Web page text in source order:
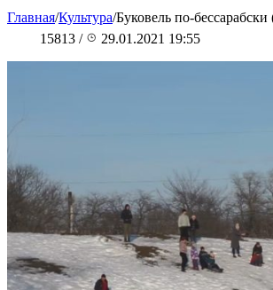
Главная/Культура/Буковель по-
15813 / 29.01.2021 19:55